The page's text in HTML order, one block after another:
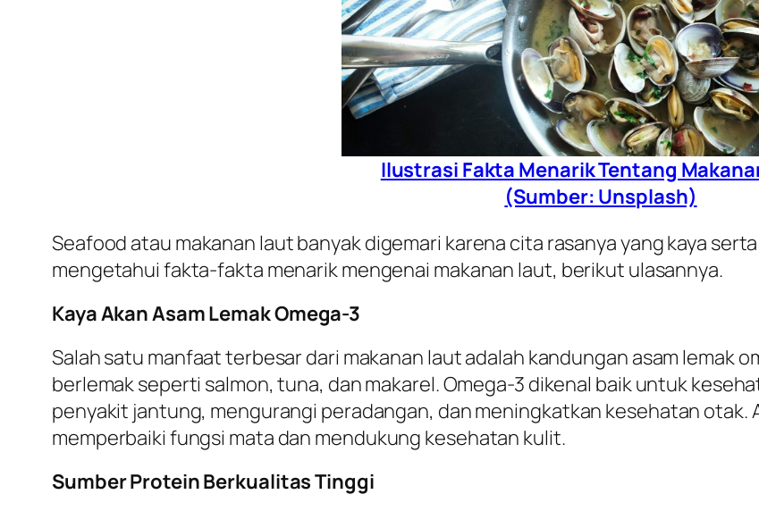
Ilustrasi Fakta Menarik Tentang
(Sumber: Unsplash)
Seafood atau makanan laut banyak digemari karena cita rasanya yang kaya
mengetahui fakta-fakta menarik mengenai makanan laut, berikut ulasannya.
Kaya Akan Asam Lemak Omega-3
Salah satu manfaat terbesar dari makanan laut adalah kandungan asam lemak
berlemak seperti salmon, tuna, dan makarel. Omega-3 dikenal baik untuk
penyakit jantung, mengurangi peradangan, dan meningkatkan kesehatan otak.
memperbaiki fungsi mata dan mendukung kesehatan kulit.
Sumber Protein Berkualitas Tinggi